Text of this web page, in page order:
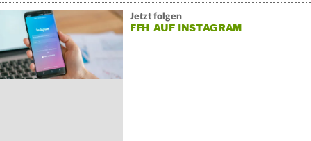
Jetzt folgen
FFH AUF INSTAGRAM